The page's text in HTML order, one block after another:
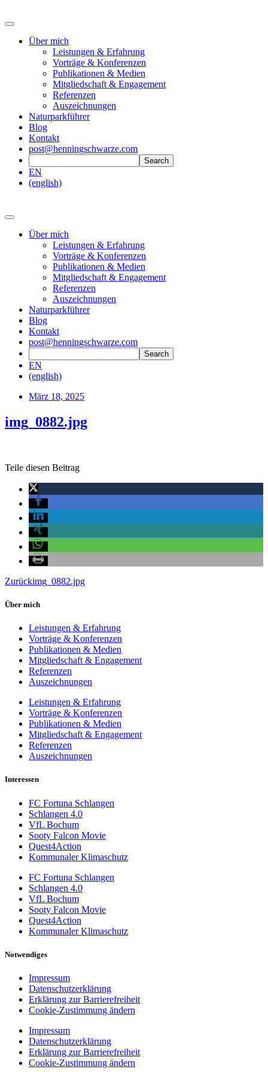
Über mich
Leistungen & Erfahrung
Vorträge & Konferenzen
Publikationen & Medien
Mitgliedschaft & Engagement
Referenzen
Auszeichnungen
Naturparkführer
Blog
Kontakt
post@henningschwarze.com
EN
(english)
Über mich
Leistungen & Erfahrung
Vorträge & Konferenzen
Publikationen & Medien
Mitgliedschaft & Engagement
Referenzen
Auszeichnungen
Naturparkführer
Blog
Kontakt
post@henningschwarze.com
EN
(english)
März 18, 2025
img_0882.jpg
Teile diesen Beitrag
Zurückimg_0882.jpg
Über mich
Leistungen & Erfahrung
Vorträge & Konferenzen
Publikationen & Medien
Mitgliedschaft & Engagement
Referenzen
Auszeichnungen
Leistungen & Erfahrung
Vorträge & Konferenzen
Publikationen & Medien
Mitgliedschaft & Engagement
Referenzen
Auszeichnungen
Interessen
FC Fortuna Schlangen
Schlangen 4.0
VfL Bochum
Sooty Falcon Movie
Quest4Action
Kommunaler Klimaschutz
FC Fortuna Schlangen
Schlangen 4.0
VfL Bochum
Sooty Falcon Movie
Quest4Action
Kommunaler Klimaschutz
Notwendiges
Impressum
Datenschutzerklärung
Erklärung zur Barrierefreiheit
Cookie-Zustimmung ändern
Impressum
Datenschutzerklärung
Erklärung zur Barrierefreiheit
Cookie-Zustimmung ändern